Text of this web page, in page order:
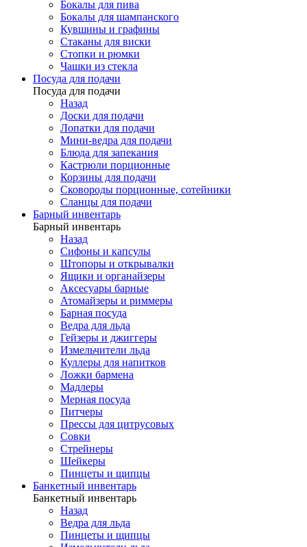
Бокалы для пива
Бокалы для шампанского
Кувшины и графины
Стаканы для виски
Стопки и рюмки
Чашки из стекла
Посуда для подачи
Посуда для подачи
Назад
Доски для подачи
Лопатки для подачи
Мини-ведра для подачи
Блюда для запекания
Кастрюли порционные
Корзины для подачи
Сковороды порционные, сотейники
Сланцы для подачи
Барный инвентарь
Барный инвентарь
Назад
Сифоны и капсулы
Штопоры и открывалки
Ящики и органайзеры
Аксесуары барные
Атомайзеры и риммеры
Барная посуда
Ведра для льда
Гейзеры и джиггеры
Измельчители льда
Куллеры для напитков
Ложки бармена
Мадлеры
Мерная посуда
Питчеры
Прессы для цитрусовых
Совки
Стрейнеры
Шейкеры
Пинцеты и щипцы
Банкетный инвентарь
Банкетный инвентарь
Назад
Ведра для льда
Пинцеты и щипцы